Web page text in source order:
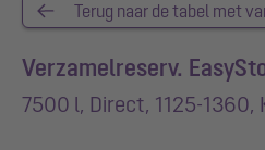
Terug naar de tabel met
Verzamelreserv.
7500 l, Direct, 1125-1360,